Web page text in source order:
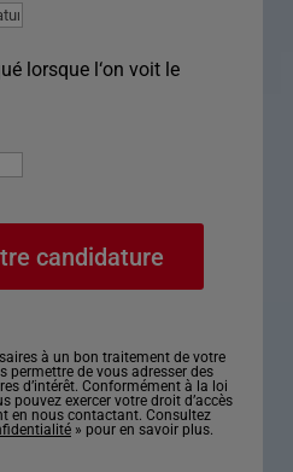
lorsque l‘on voit le
à un bon traitement de votre
permettre de vous adresser des
d’intérêt. Conformément à la loi
pouvez exercer votre droit d’accès
en nous contactant. Consultez
» pour en savoir plus.